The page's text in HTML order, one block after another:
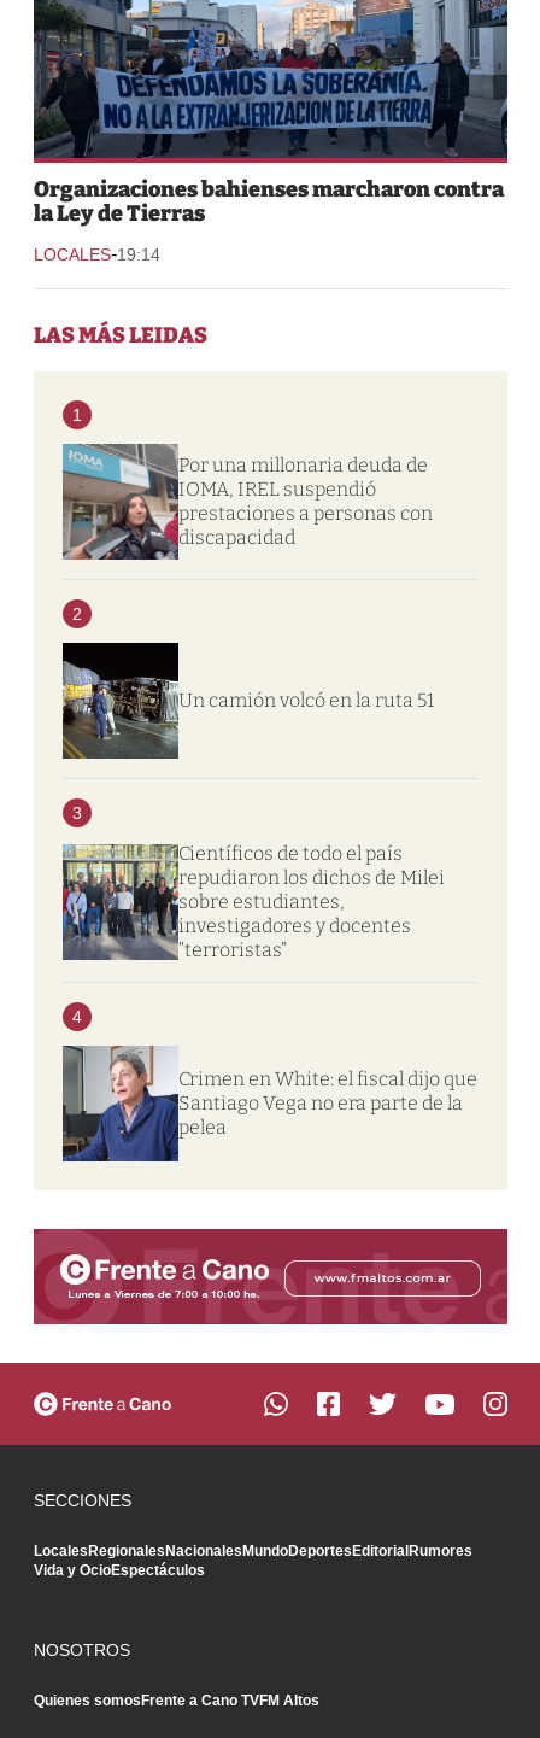
Organizaciones bahienses marcharon contra
la Ley de Tierras
LOCALES-19:14
LAS MÁS LEIDAS
1
Por una millonaria deuda de
IOMA, IREL suspendió
prestaciones a personas con
discapacidad
2
Un camión volcó en la ruta 51
3
Científicos de todo el país
repudiaron los dichos de Milei
sobre estudiantes,
investigadores y docentes
“terroristas”
4
Crimen en White: el fiscal dijo que
Santiago Vega no era parte de la
pelea
SECCIONES
Locales Regionales Nacionales MundoDeportes Editorial Rumores
Vida y OcioEspectáculos
NOSOTROS
Quienes somos Frente a Cano TVFM Altos